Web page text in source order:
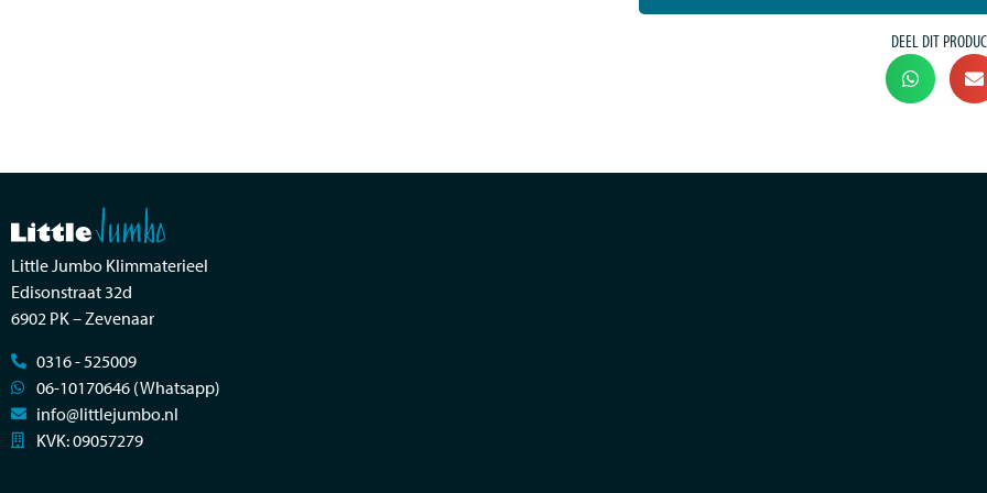
DEEL DIT
Little Jumbo Klimmaterieel
Edisonstraat 32d
6902 PK – Zevenaar
0316 - 525009
06-10170646 (Whatsapp)
info@littlejumbo.nl
KVK: 09057279